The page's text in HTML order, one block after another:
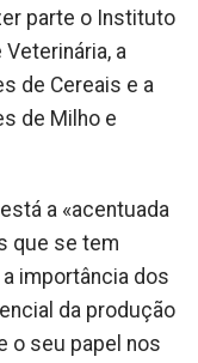
parte o Instituto
a
de Cereais e a
de Milho e
a «acentuada
que se tem
importância dos
da produção
o seu papel nos